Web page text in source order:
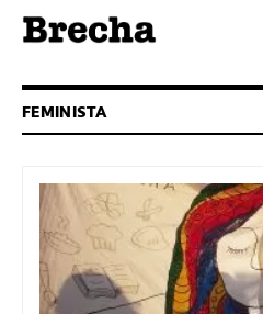
FEMINISTA